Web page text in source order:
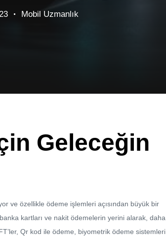
Mobil Uzmanlık
Geleceğin
ve özellikle ödeme işlemleri açısından büyük bir
kartları ve nakit ödemelerin yerini alarak , daha
, Qr kod ile ödeme, biyometrik ödeme sistemleri